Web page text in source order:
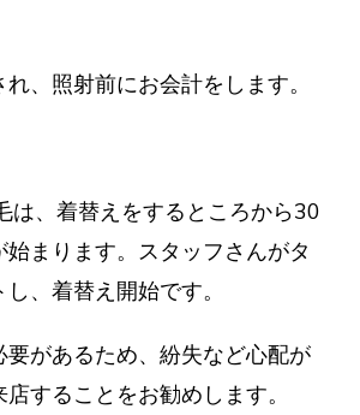
、照射前にお会計をします。
は、着替えをするところから30
まります。スタッフさんがタ
、着替え開始です。
要があるため、紛失など心配が
することをお勧めします。